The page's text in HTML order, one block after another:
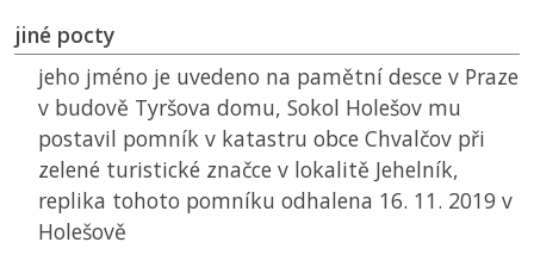
jiné pocty
jeho jméno je uvedeno na pamětní desce v Praze
v budově Tyršova domu, Sokol Holešov mu
postavil pomník v katastru obce Chvalčov při
zelené turistické značce v lokalitě Jehelník,
replika tohoto pomníku odhalena 16. 11. 2019 v
Holešově